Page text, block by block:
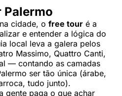
Palermo
cidade, o free tour é a
e entender a lógica do
local leva a galera pelos
Massimo, Quattro Canti,
— contando as camadas
ser tão única (árabe,
tudo junto).
gente paga o que achar